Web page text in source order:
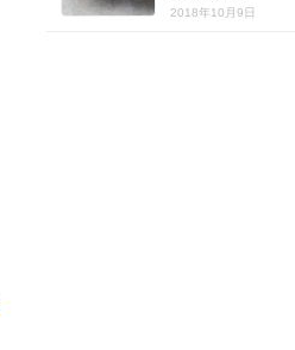
2018年10月9日